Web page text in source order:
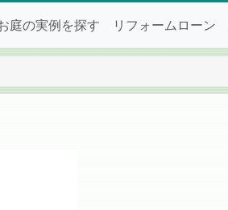
庭の実例を探す リフォームローン